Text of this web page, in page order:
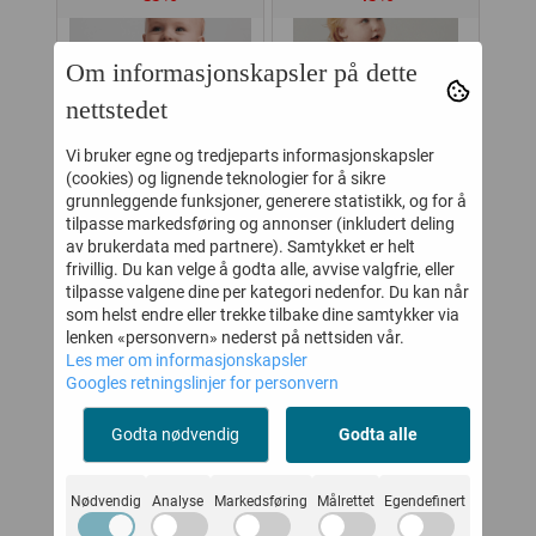
MARMAR KJOLE
DOKA BABY NIGHT
659,-
428,-
Kjøp
MARMAR KJOLE
DAVA BABY PINE
CHECK
Kjøp
Om informasjonskapsler på dette
nettstedet
Vi bruker egne og tredjeparts informasjonskapsler
(cookies) og lignende teknologier for å sikre
grunnleggende funksjoner, generere statistikk, og for å
tilpasse markedsføring og annonser (inkludert deling
av brukerdata med partnere). Samtykket er helt
frivillig. Du kan velge å godta alle, avvise valgfrie, eller
tilpasse valgene dine per kategori nedenfor. Du kan når
som helst endre eller trekke tilbake dine samtykker via
lenken «personvern» nederst på nettsiden vår.
Les mer om informasjonskapsler
Googles retningslinjer for personvern
Godta nødvendig Godta alle
Nødvendig Analyse Markedsføring Målrettet Egendefinert